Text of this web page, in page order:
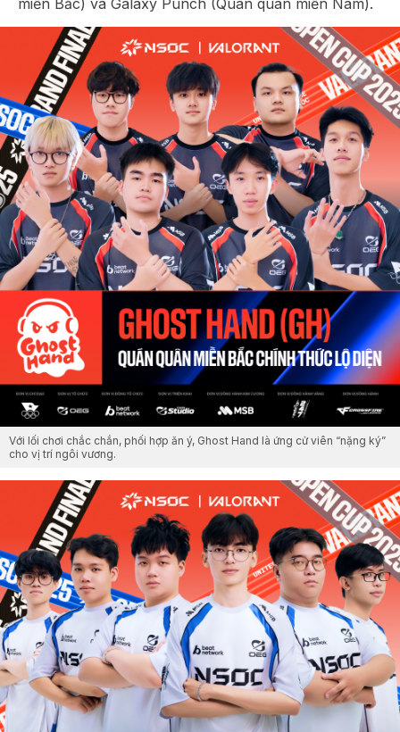
miền Bắc) và Galaxy Punch (Quán quân miền Nam).
Với lối chơi chắc chắn, phối hợp ăn ý, Ghost Hand là ứng cử viên “nặng ký”
cho vị trí ngôi vương.